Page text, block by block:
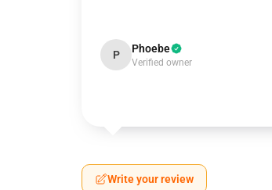
P Phoebe
Verified owner
Write your review